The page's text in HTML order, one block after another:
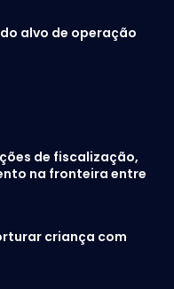
alvo de operação
de fiscalização,
na fronteira entre
criança com